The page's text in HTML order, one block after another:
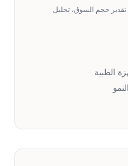
تقدير حجم السوق، تحليل
الطبية